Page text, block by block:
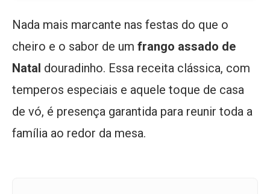
Nada mais marcante nas festas do que o
cheiro e o sabor de um frango assado de
Natal douradinho. Essa receita clássica, com
temperos especiais e aquele toque de casa
de vó, é presença garantida para reunir toda a
família ao redor da mesa.